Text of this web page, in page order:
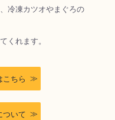
冷凍カツオやまぐろの
くれます。
ちら
ついて